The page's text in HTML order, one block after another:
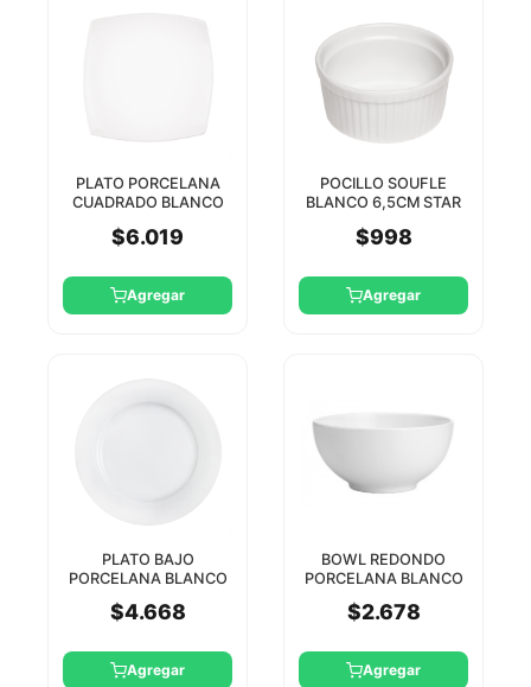
PLATO PORCELANA
CUADRADO BLANCO
$6.019
Agregar
POCILLO SOUFLE
BLANCO 6,5CM STAR
$998
Agregar
PLATO BAJO
PORCELANA BLANCO
$4.668
Agregar
BOWL REDONDO
PORCELANA BLANCO
$2.678
Agregar